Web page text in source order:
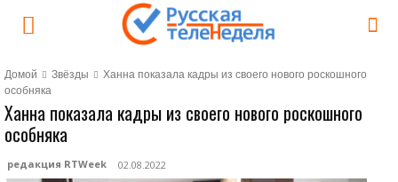
Домой Звёзды
Ханна показала кадры из своего нового роскошного
особняка
Ханна показала кадры из своего нового роскошного
особняка
редакция RTWeek 02.08.2022